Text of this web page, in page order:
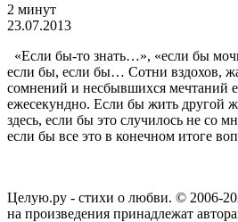
2 минут
23.07.2013
«Если бы-то знать…», «если бы
если бы, если бы… Сотни вздохов,
сомнений и несбывшихся мечтаний
ежесекундно. Если бы жить другой
здесь, если бы это случилось не со
если бы все это в конечном итоге
Целую.ру - стихи о любви. © 2006-
на произведения принадлежат